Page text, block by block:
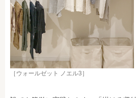
［ウォールゼット ノエル3］